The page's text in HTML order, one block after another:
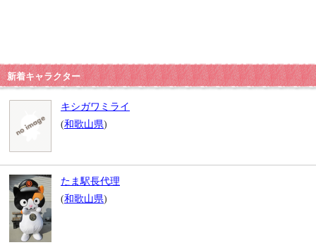
新着キャラクター
キシガワミライ
(和歌山県)
たま駅長代理
(和歌山県)